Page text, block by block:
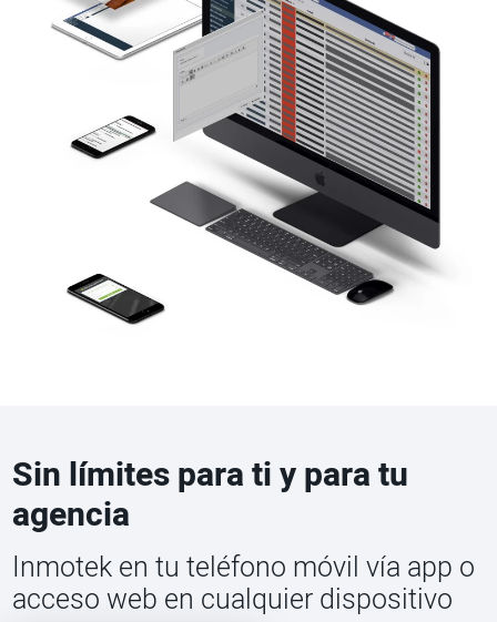
Sin límites para ti y para tu
agencia
Inmotek en tu teléfono móvil vía app o
acceso web en cualquier dispositivo